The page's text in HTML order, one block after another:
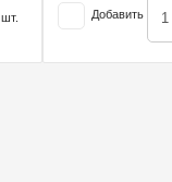
шт. Добавить